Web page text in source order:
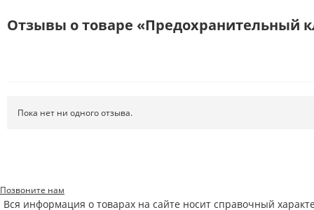
Отзывы о товаре «Предохранительный
Пока нет ни одного отзыва.
Позвоните нам
Вся информация о товарах на сайте носит справочный